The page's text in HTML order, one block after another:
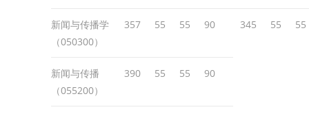
新闻与传播学
（050300）
357 55 55 90 345 55 55
新闻与传播
（055200）
390 55 55 90